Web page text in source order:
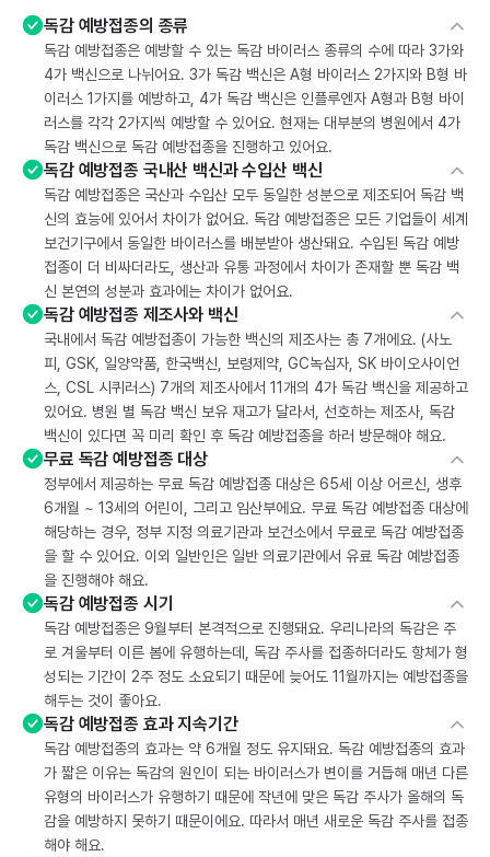
독감 예방접종의 종류
독감 예방접종은 예방할 수 있는 독감 바이러스 종류의 수에 따라 3가와
4가 백신으로 나뉘어요. 3가 독감 백신은 A형 바이러스 2가지와 B형 바
이러스 1가지를 예방하고, 4가 독감 백신은 인플루엔자 A형과 B형 바이
러스를 각각 2가지씩 예방할 수 있어요. 현재는 대부분의 병원에서 4가
독감 백신으로 독감 예방접종을 진행하고 있어요.
독감 예방접종 국내산 백신과 수입산 백신
독감 예방접종은 국산과 수입산 모두 동일한 성분으로 제조되어 독감 백
신의 효능에 있어서 차이가 없어요. 독감 예방접종은 모든 기업들이 세계
보건기구에서 동일한 바이러스를 배분받아 생산돼요. 수입된 독감 예방
접종이 더 비싸더라도, 생산과 유통 과정에서 차이가 존재할 뿐 독감 백
신 본연의 성분과 효과에는 차이가 없어요.
독감 예방접종 제조사와 백신
국내에서 독감 예방접종이 가능한 백신의 제조사는 총 7개에요. (사노
피, GSK, 일양약품, 한국백신, 보령제약, GC녹십자, SK 바이오사이언
스, CSL 시퀴러스) 7개의 제조사에서 11개의 4가 독감 백신을 제공하고
있어요. 병원 별 독감 백신 보유 재고가 달라서, 선호하는 제조사, 독감
백신이 있다면 꼭 미리 확인 후 독감 예방접종을 하러 방문해야 해요.
무료 독감 예방접종 대상
정부에서 제공하는 무료 독감 예방접종 대상은 65세 이상 어르신, 생후
6개월 ~ 13세의 어린이, 그리고 임산부에요. 무료 독감 예방접종 대상에
해당하는 경우, 정부 지정 의료기관과 보건소에서 무료로 독감 예방접종
을 할 수 있어요. 이외 일반인은 일반 의료기관에서 유료 독감 예방접종
을 진행해야 해요.
독감 예방접종 시기
독감 예방접종은 9월부터 본격적으로 진행돼요. 우리나라의 독감은 주
로 겨울부터 이른 봄에 유행하는데, 독감 주사를 접종하더라도 항체가 형
성되는 기간이 2주 정도 소요되기 때문에 늦어도 11월까지는 예방접종을
해두는 것이 좋아요.
독감 예방접종 효과 지속기간
독감 예방접종의 효과는 약 6개월 정도 유지돼요. 독감 예방접종의 효과
가 짧은 이유는 독감의 원인이 되는 바이러스가 변이를 거듭해 매년 다른
유형의 바이러스가 유행하기 때문에 작년에 맞은 독감 주사가 올해의 독
감을 예방하지 못하기 때문이에요. 따라서 매년 새로운 독감 주사를 접종
해야 해요.